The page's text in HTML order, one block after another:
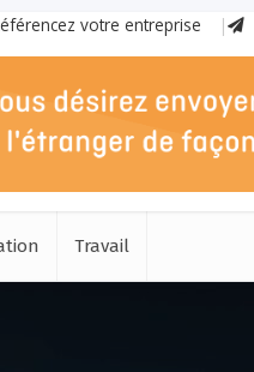
votre entreprise
Travail